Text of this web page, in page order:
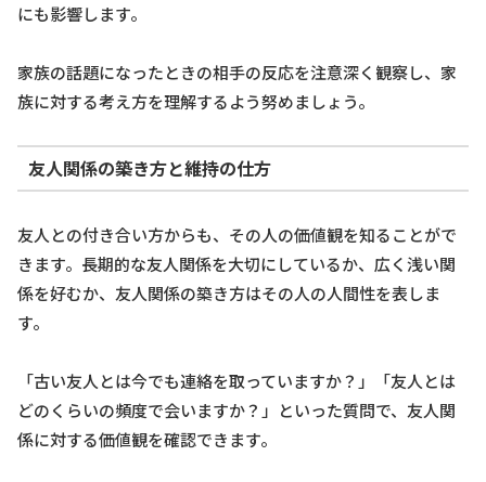
にも影響します。
家族の話題になったときの相手の反応を注意深く観察し、家
族に対する考え方を理解するよう努めましょう。
友人関係の築き方と維持の仕方
友人との付き合い方からも、その人の価値観を知ることがで
きます。長期的な友人関係を大切にしているか、広く浅い関
係を好むか、友人関係の築き方はその人の人間性を表しま
す。
「古い友人とは今でも連絡を取っていますか？」「友人とは
どのくらいの頻度で会いますか？」といった質問で、友人関
係に対する価値観を確認できます。